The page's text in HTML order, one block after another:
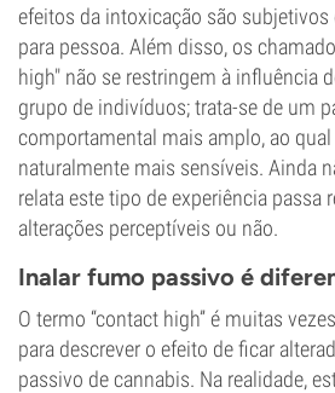
efeitos da intoxicação são subjetivos
para pessoa. Além disso, os
high" não se restringem à influência
grupo de indivíduos; trata-se de um
comportamental mais amplo, ao
naturalmente mais sensíveis. Ainda
relata este tipo de experiência passa
alterações perceptíveis ou não.
Inalar fumo passivo é
O termo “contact high” é muitas
para descrever o efeito de ficar
passivo de cannabis. Na realidade,